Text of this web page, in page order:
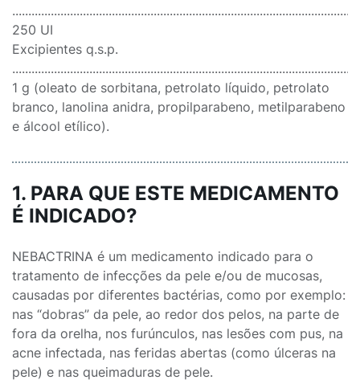
250 UI
Excipientes q.s.p.
1 g (oleato de sorbitana, petrolato líquido, petrolato
branco, lanolina anidra, propilparabeno, metilparabeno
e álcool etílico).
1. PARA QUE ESTE MEDICAMENTO
É INDICADO?
NEBACTRINA é um medicamento indicado para o
tratamento de infecções da pele e/ou de mucosas,
causadas por diferentes bactérias, como por exemplo:
nas “dobras” da pele, ao redor dos pelos, na parte de
fora da orelha, nos furúnculos, nas lesões com pus, na
acne infectada, nas feridas abertas (como úlceras na
pele) e nas queimaduras de pele.